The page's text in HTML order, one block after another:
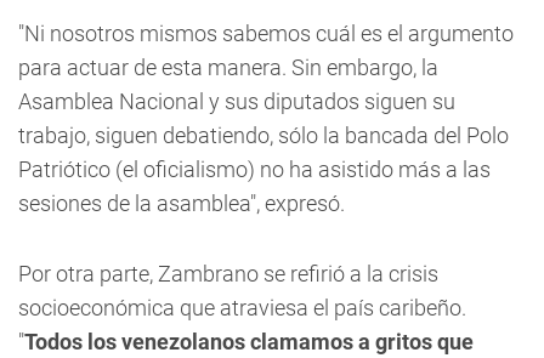
"Ni nosotros mismos sabemos cuál es el argumento
para actuar de esta manera. Sin embargo, la
Asamblea Nacional y sus diputados siguen su
trabajo, siguen debatiendo, sólo la bancada del Polo
Patriótico (el oficialismo) no ha asistido más a las
sesiones de la asamblea", expresó.
Por otra parte, Zambrano se refirió a la crisis
socioeconómica que atraviesa el país caribeño.
"Todos losvenezolanos clamamos a gritosque